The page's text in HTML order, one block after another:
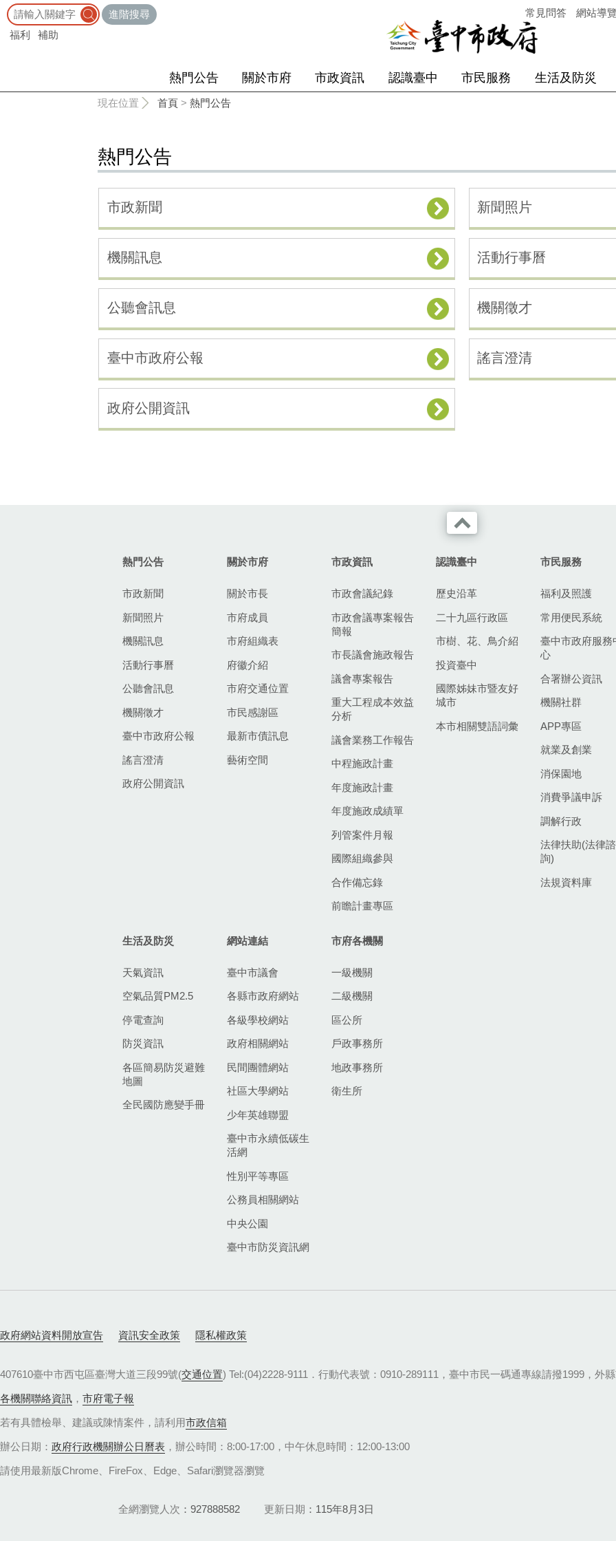
進階搜尋
福利
補助
常見問答 網站導
熱門公告 關於市府 市政資訊 認識臺中 市民服務 生活及防災
現在位置 首頁 > 熱門公告
熱門公告
市政新聞 新聞照片
機關訊息 活動行事曆
公聽會訊息 機關徵才
臺中市政府公報 謠言澄清
政府公開資訊
熱門公告
市政新聞
新聞照片
機關訊息
活動行事曆
公聽會訊息
機關徵才
臺中市政府公報
謠言澄清
政府公開資訊
關於市府
關於市長
市府成員
市府組織表
府徽介紹
市府交通位置
市民感謝區
最新市債訊息
藝術空間
市政資訊
市政會議紀錄
市政會議專案報告
簡報
市長議會施政報告
議會專案報告
重大工程成本效益
分析
議會業務工作報告
中程施政計畫
年度施政計畫
年度施政成績單
列管案件月報
國際組織參與
合作備忘錄
前瞻計畫專區
認識臺中
歷史沿革
二十九區行政區
市樹、花、鳥介紹
投資臺中
國際姊妹市暨友好
城市
本市相關雙語詞彙
市民服務
福利及照護
常用便民系統
臺中市政府服務
心
合署辦公資訊
機關社群
APP專區
就業及創業
消保園地
消費爭議申訴
調解行政
法律扶助(法律諮
詢)
法規資料庫
生活及防災
天氣資訊
空氣品質PM2.5
停電查詢
防災資訊
各區簡易防災避難
地圖
全民國防應變手冊
網站連結
臺中市議會
各縣市政府網站
各級學校網站
政府相關網站
民間團體網站
社區大學網站
少年英雄聯盟
臺中市永續低碳生
活網
性別平等專區
公務員相關網站
中央公園
臺中市防災資訊網
市府各機關
一級機關
二級機關
區公所
戶政事務所
地政事務所
衛生所
政府網站資料開放宣告 資訊安全政策 隱私權政策
407610臺中市西屯區臺灣大道三段99號(交通位置) Tel:(04)2228-9111．行動代表號：0910-289111，臺中市民一碼通專線請撥1999，外
各機關聯絡資訊 ， 市府電子報
若有具體檢舉、建議或陳情案件，請利用市政信箱
辦公日期： 政府行政機關辦公日曆表 ，辦公時間：8:00-17:00，中午休息時間：12:00-13:00
請使用最新版Chrome、FireFox、Edge、Safari瀏覽器瀏覽
全網瀏覽人次 927888582 更新日期 115年8月3日